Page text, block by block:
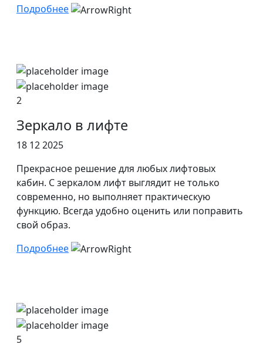
Подробнее
2
Зеркало в лифте
18 12 2025
Прекрасное решение для любых лифтовых
кабин. С зеркалом лифт выглядит не только
современно, но выполняет практическую
функцию. Всегда удобно оценить или поправить
свой образ.
Подробнее
5